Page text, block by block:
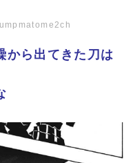
から出てきた刀は